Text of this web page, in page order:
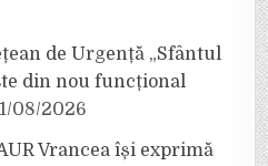
de Urgență „Sfântul
din nou funcțional
08/2026
Vrancea își exprimă